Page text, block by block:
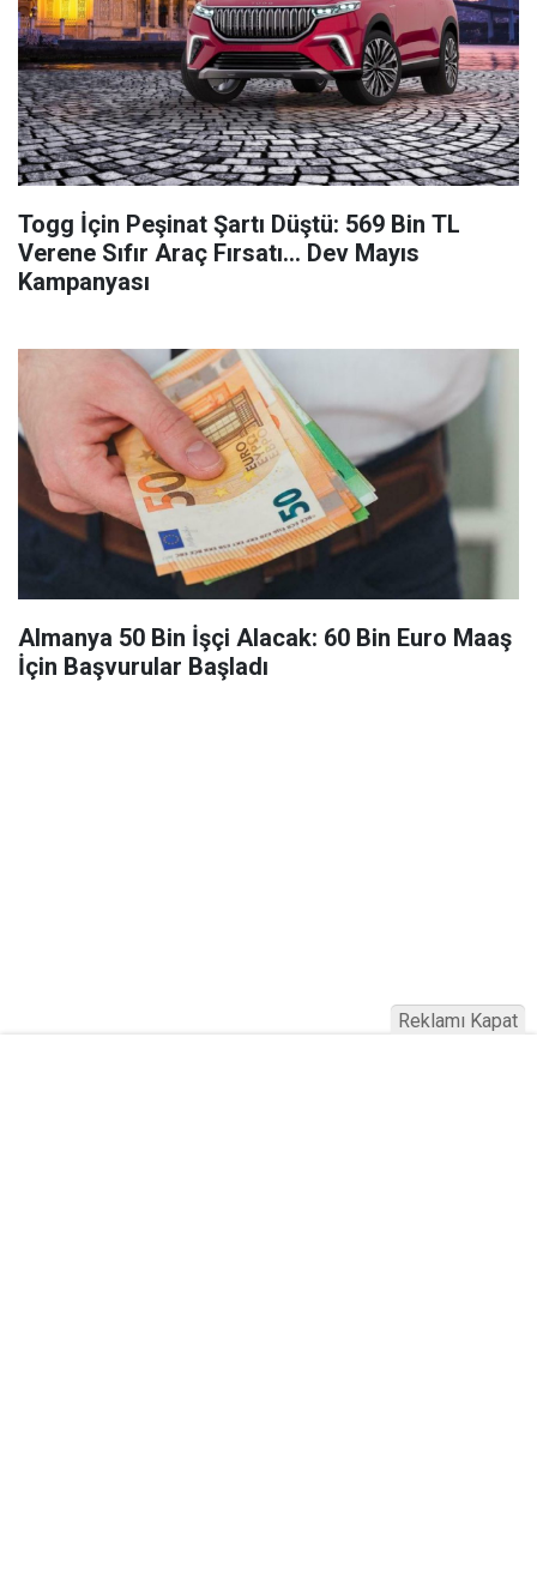
Togg İçin Peşinat Şartı Düştü: 569 Bin TL
Verene Sıfır Araç Fırsatı... Dev Mayıs
Kampanyası
Almanya 50 Bin İşçi Alacak: 60 Bin Euro Maaş
İçin Başvurular Başladı
Reklamı Kapat